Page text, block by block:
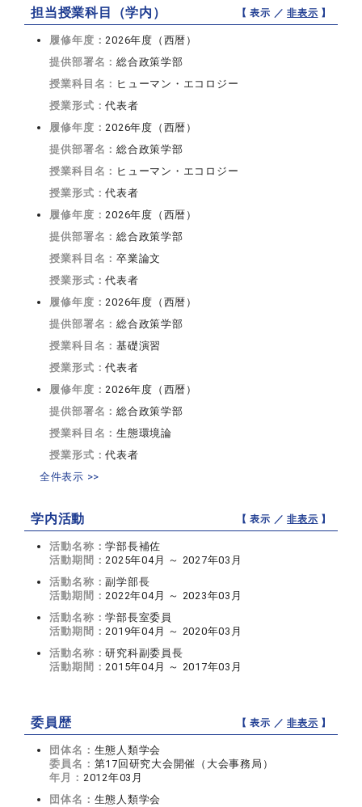
担当授業科目（学内） 【 表示 ／非表示 】
履修年度：2026年度（西暦）
提供部署名：総合政策学部
授業科目名： ヒューマン・エコロジー
授業形式：代表者
履修年度：2026年度（西暦）
提供部署名：総合政策学部
授業科目名： ヒューマン・エコロジー
授業形式：代表者
履修年度：2026年度（西暦）
提供部署名：総合政策学部
授業科目名：卒業論文
授業形式：代表者
履修年度：2026年度（西暦）
提供部署名：総合政策学部
授業科目名：基礎演習
授業形式：代表者
履修年度：2026年度（西暦）
提供部署名：総合政策学部
授業科目名：生態環境論
授業形式：代表者
全件表示 >>
学内活動 【 表示 ／非表示 】
活動名称：学部長補佐
活動期間：2025年04月 ～ 2027年03月
活動名称：副学部長
活動期間：2022年04月 ～ 2023年03月
活動名称：学部長室委員
活動期間：2019年04月 ～ 2020年03月
活動名称：研究科副委員長
活動期間：2015年04月 ～ 2017年03月
委員歴 【 表示 ／非表示 】
団体名： 生態人類学会
委員名： 第17回研究大会開催（大会事務局）
年月： 2012年03月
団体名： 生態人類学会